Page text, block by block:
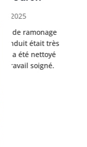
Ramonage
sérieux.
ponctuel et